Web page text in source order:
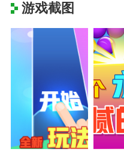
游戏截图